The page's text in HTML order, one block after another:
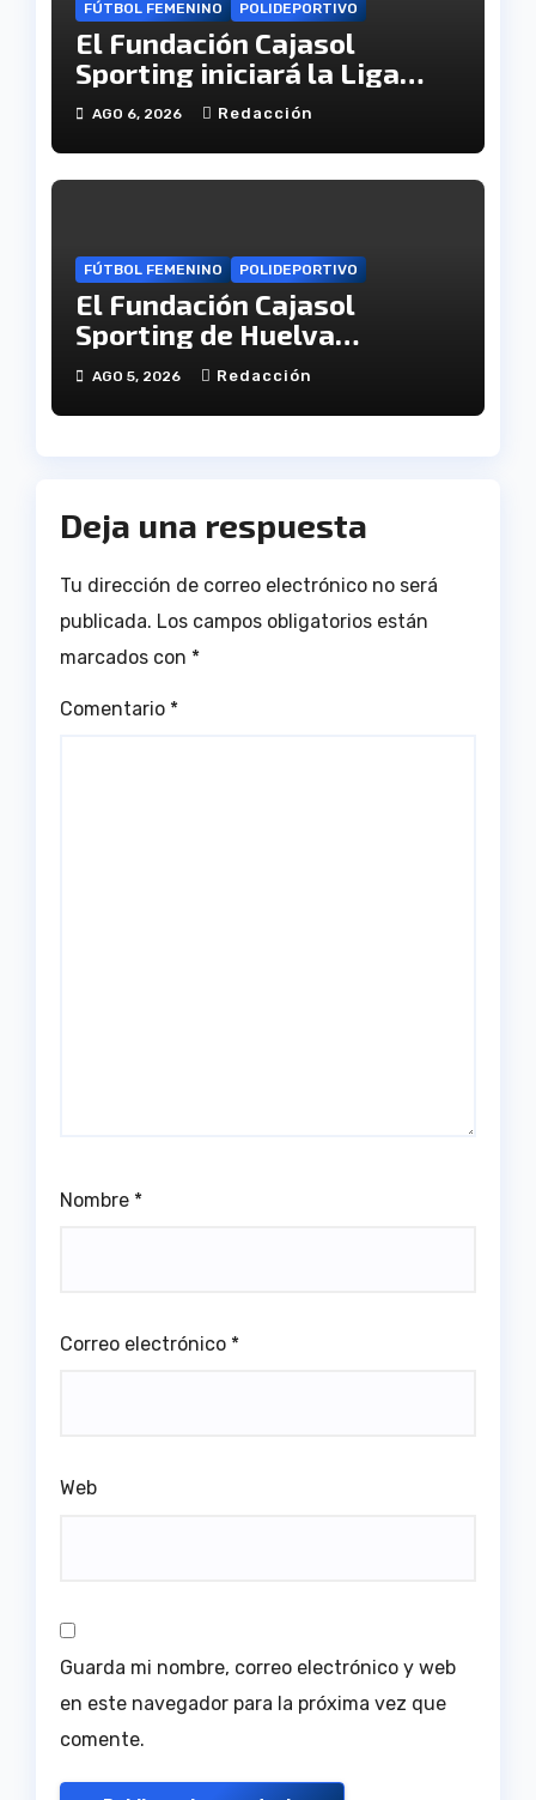
FÚTBOL FEMENINO POLIDEPORTIVO
El Fundación Cajasol
Sporting iniciará la Liga
recibiendo al Cacereño
AGO 6, 2026 Redacción
FÚTBOL FEMENINO POLIDEPORTIVO
El Fundación Cajasol
Sporting de Huelva
disputará la Copa de
Andalucía en el Estadio
Antonio Toledo Sánchez
AGO 5, 2026 Redacción
Deja una respuesta
Tu dirección de correo electrónico no será
publicada. Los campos obligatorios están
marcados con *
Comentario *
Nombre *
Correo electrónico *
Web
Guarda mi nombre, correo electrónico y web
en este navegador para la próxima vez que
comente.